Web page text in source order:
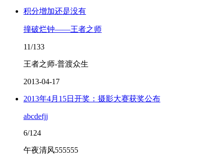
积分增加还是没有
撞破烂钟——王者之师
11/133
王者之师-普渡众生
2013-04-17
2013年4月15日开奖：摄影大赛获奖公布
abcdefjj
6/124
午夜清风555555